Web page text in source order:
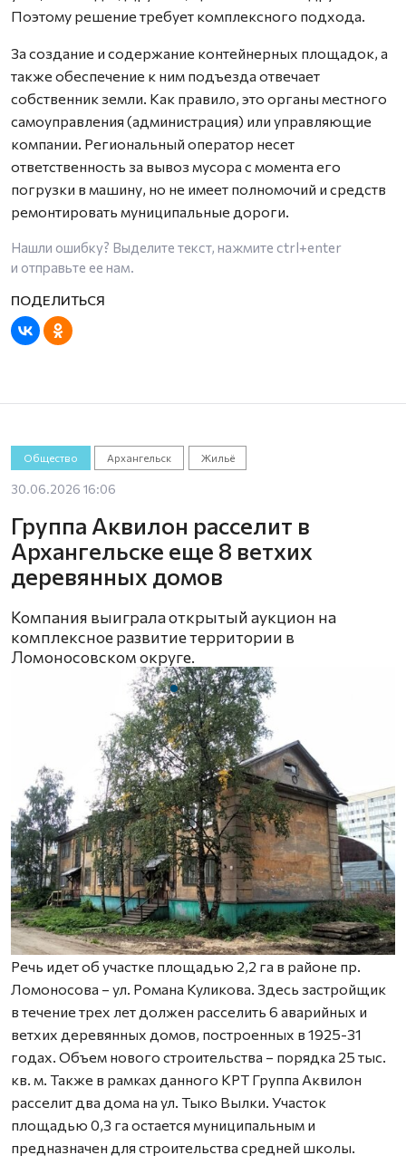
Поэтому решение требует комплексного подхода.
За создание и содержание контейнерных площадок, а
также обеспечение к ним подъезда отвечает
собственник земли. Как правило, это органы местного
самоуправления (администрация) или управляющие
компании. Региональный оператор несет
ответственность за вывоз мусора с момента его
погрузки в машину, но не имеет полномочий и средств
ремонтировать муниципальные дороги.
Нашли ошибку? Выделите текст, нажмите ctrl+enter
и отправьте ее нам.
Общество Архангельск Жильё
30.06.2026 16:06
Группа Аквилон расселит в
Архангельске еще 8 ветхих
деревянных домов
Компания выиграла открытый аукцион на
комплексное развитие территории в
Ломоносовском округе.
Речь идет об участке площадью 2,2 га в районе пр.
Ломоносова – ул. Романа Куликова. Здесь застройщик
в течение трех лет должен расселить 6 аварийных и
ветхих деревянных домов, построенных в 1925-31
годах. Объем нового строительства – порядка 25 тыс.
кв. м. Также в рамках данного КРТ Группа Аквилон
расселит два дома на ул. Тыко Вылки. Участок
площадью 0,3 га остается муниципальным и
предназначен для строительства средней школы.